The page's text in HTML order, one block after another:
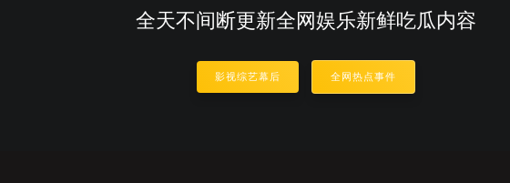
全天不间断更新全网娱乐新鲜吃瓜内容
影视综艺幕后 全网热点事件